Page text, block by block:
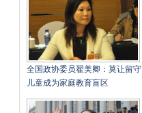
全国政协委员翟美卿：莫让留守
儿童成为家庭教育盲区